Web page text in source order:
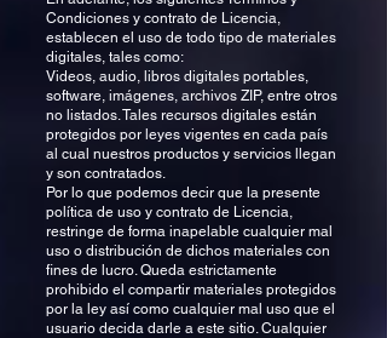
Condiciones y contrato de Licencia,
establecen el uso de todo tipo de materiales
digitales, tales como:
Videos, audio, libros digitales portables,
software, imágenes, archivos ZIP, entre otros
no listados. Tales recursos digitales están
protegidos por leyes vigentes en cada país
al cual nuestros productos y servicios llegan
y son contratados.
Por lo que podemos decir que la presente
política de uso y contrato de Licencia,
restringe de forma inapelable cualquier mal
uso o distribución de dichos materiales con
fines de lucro. Queda estrictamente
prohibido el compartir materiales protegidos
por la ley así como cualquier mal uso que el
usuario decida darle a este sitio. Cualquier